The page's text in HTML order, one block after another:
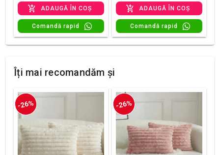
ADAUGĂ ÎN COȘ
Comandă rapid
ADAUGĂ ÎN COȘ
Comandă rapid
Îți mai recomandăm și
-26% -26%